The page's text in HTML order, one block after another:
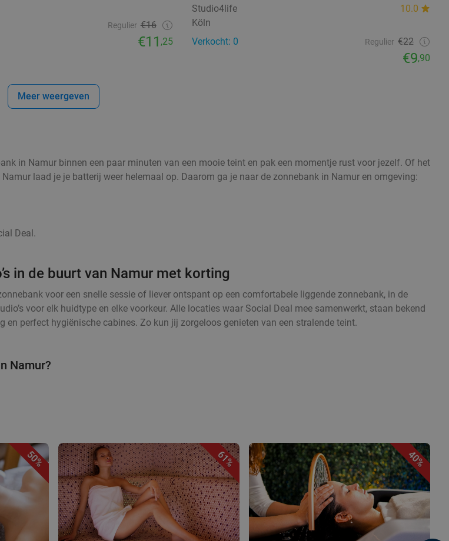
Regulier €16
€11 ,25
Studio4life
10.0
Köln
Verkocht: 0
Regulier €22
€9,90
Meer weergeven
in Namur binnen een paar minuten van een mooie teint en pak een momentje rust voor jezelf. Of het
laad je je batterij weer helemaal op. Daarom ga je naar de zonnebank in Namur en omgeving:
Deal.
in de buurt van Namur met korting
voor een snelle sessie of liever ontspant op een comfortabele liggende zonnebank, in de
voor elk huidtype en elke voorkeur. Alle locaties waar Social Deal mee samenwerkt, staan bekend
en perfect hygiënische cabines. Zo kun jij zorgeloos genieten van een stralende teint.
Namur?
50% 61% 40%